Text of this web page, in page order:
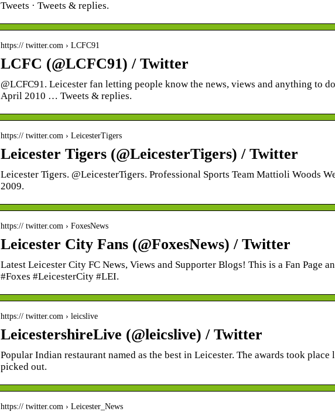
Tweets · Tweets & replies.
https:// twitter.com › LCFC91
LCFC (@LCFC91) / Twitter
@LCFC91. Leicester fan letting people know the news, views and anything to
April 2010 … Tweets & replies.
https:// twitter.com › LeicesterTigers
Leicester Tigers (@LeicesterTigers) / Twitter
Leicester Tigers. @LeicesterTigers. Professional Sports Team Mattioli Woods
2009.
https:// twitter.com › FoxesNews
Leicester City Fans (@FoxesNews) / Twitter
Latest Leicester City FC News, Views and Supporter Blogs! This is a Fan Page
#Foxes #LeicesterCity #LEI.
https:// twitter.com › leicslive
LeicestershireLive (@leicslive) / Twitter
Popular Indian restaurant named as the best in Leicester. The awards took
picked out.
https:// twitter.com › Leicester_News